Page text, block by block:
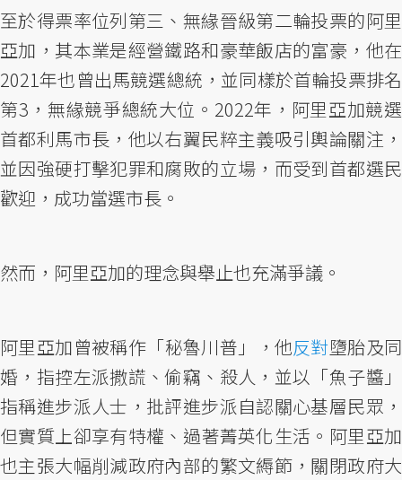
至於得票率位列第三、無緣晉級第二輪投票的阿里
亞加，其本業是經營鐵路和豪華飯店的富豪，他在
2021年也曾出馬競選總統，並同樣於首輪投票排名
第3，無緣競爭總統大位。2022年，阿里亞加競選
首都利馬市長，他以右翼民粹主義吸引輿論關注，
並因強硬打擊犯罪和腐敗的立場，而受到首都選民
歡迎，成功當選市長。
然而，阿里亞加的理念與舉止也充滿爭議。
阿里亞加曾被稱作「秘魯川普」，他反對墮胎及同
婚，指控左派撒謊、偷竊、殺人，並以「魚子醬」
指稱進步派人士，批評進步派自認關心基層民眾，
但實質上卻享有特權、過著菁英化生活。阿里亞加
也主張大幅削減政府內部的繁文縟節，關閉政府大